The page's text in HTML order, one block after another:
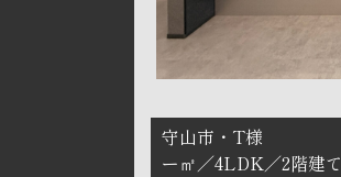
守山市
T様
ー㎡
4LDK 2階建て